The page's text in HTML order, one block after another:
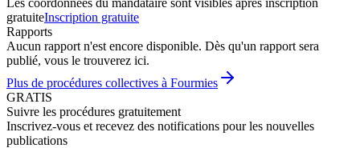
gratuiteInscription gratuite
Rapports
Aucun rapport n'est encore disponible. Dès qu'un rapport sera
publié, vous le trouverez ici.
Plus de procédures collectives à Fourmies
GRATIS
Suivre les procédures gratuitement
Inscrivez-vous et recevez des notifications pour les nouvelles
publications